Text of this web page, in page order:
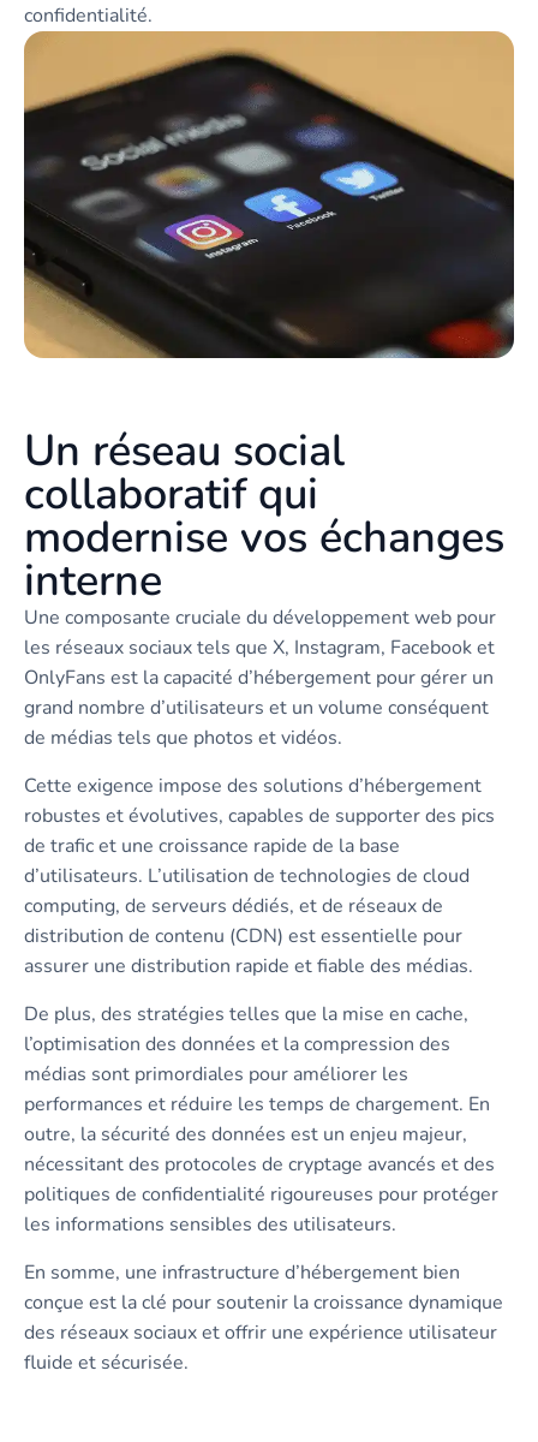
confidentialité.
Un réseau social
collaboratif qui
modernise vos échanges
interne
Une composante cruciale du développement web pour
les réseaux sociaux tels que X, Instagram, Facebook et
OnlyFans est la capacité d’hébergement pour gérer un
grand nombre d’utilisateurs et un volume conséquent
de médias tels que photos et vidéos.
Cette exigence impose des solutions d’hébergement
robustes et évolutives, capables de supporter des pics
de trafic et une croissance rapide de la base
d’utilisateurs. L’utilisation de technologies de cloud
computing, de serveurs dédiés, et de réseaux de
distribution de contenu (CDN) est essentielle pour
assurer une distribution rapide et fiable des médias.
De plus, des stratégies telles que la mise en cache,
l’optimisation des données et la compression des
médias sont primordiales pour améliorer les
performances et réduire les temps de chargement. En
outre, la sécurité des données est un enjeu majeur,
nécessitant des protocoles de cryptage avancés et des
politiques de confidentialité rigoureuses pour protéger
les informations sensibles des utilisateurs.
En somme, une infrastructure d’hébergement bien
conçue est la clé pour soutenir la croissance dynamique
des réseaux sociaux et offrir une expérience utilisateur
fluide et sécurisée.